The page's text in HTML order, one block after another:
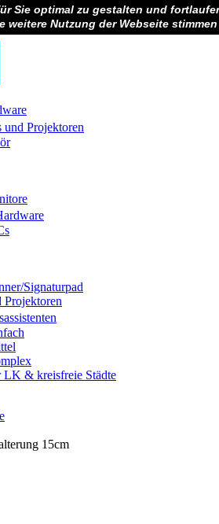
Sie optimal zu gestalten und
weitere Nutzung der Webseite
und Projektoren
Signaturpad
Projektoren
& kreisfreie Städte
15cm